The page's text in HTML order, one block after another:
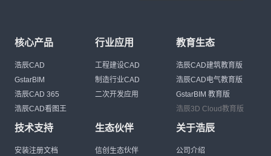
核心产品
浩辰CAD
GstarBIM
浩辰CAD 365
浩辰CAD看图王
行业应用
工程建设CAD
制造行业CAD
二次开发应用
教育生态
浩辰CAD建筑教育版
浩辰CAD电气教育版
GstarBIM 教育版
浩辰3D Cloud教育版
技术支持
安装注册文档
生态伙伴
信创生态伙伴
关于浩辰
公司介绍